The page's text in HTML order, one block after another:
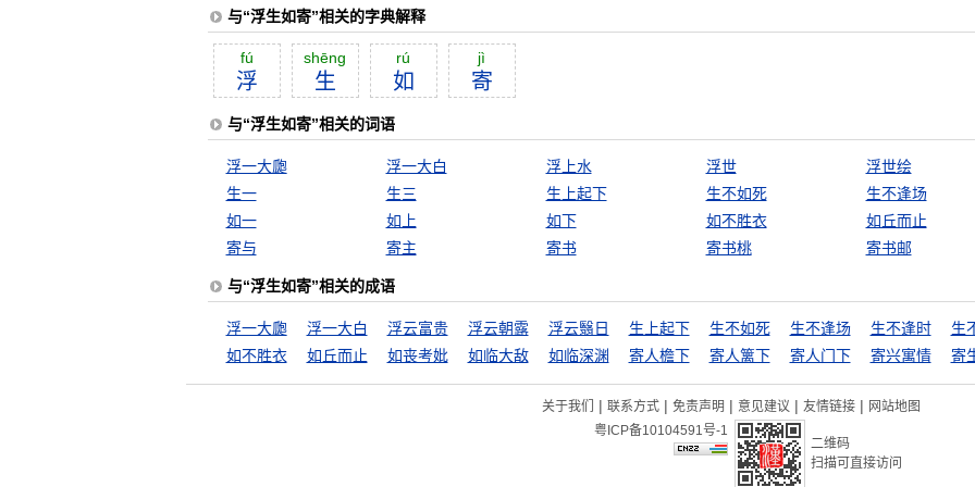
与“浮生如寄”相关的字典解释
fú
浮
shēng
生
rú
如
jì
寄
与“浮生如寄”相关的词语
浮一大瓟 浮一大白 浮上水 浮世
浮世绘
生一
生三 生上起下 生不如死
生不逢场
如一
如上 如下 如不胜衣
如丘而止
寄与
寄主 寄书 寄书桃 寄书邮
与“浮生如寄”相关的成语
浮一大瓟 浮一大白 浮云富贵 浮云朝露 浮云翳日 生上起下 生不如死 生不逢场 生不逢时
生
如不胜衣
如丘而止 如丧考妣 如临大敌 如临深渊 寄人檐下 寄人篱下 寄人门下 寄兴寓情 寄
关于我们 | 联系方式 | 免责声明 | 意见建议 | 友情链接 | 网站地图
粤ICP备10104591号-1
二维码
扫描可直接访问